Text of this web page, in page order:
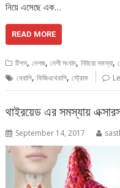
নিয়ে এসেছে এক…
READ MORE
টিপস,দেশজ,দেশী সংবাদ,নিউরো সমস্যা,
থেরাপি,ফিজিওথেরাপি,স্ট্রোক
থাইরয়েড এর সমস্যায়
September 14, 2017